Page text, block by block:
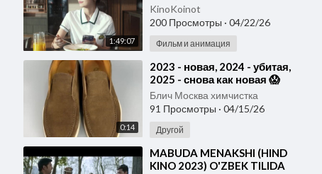
1:49:07
KinoKoinot
200 Просмотры · 04/22/26
Фильм и анимация
0:14
⁣2023 - новая, 2024 - убитая,
2025 - снова как новая 😱
Реставрация обуви.
Качественный ремонт
Блич Москва химчистка
91 Просмотры · 04/15/26
Другой
⁣MABUDA MENAKSHI (HIND
KINO 2023) O'ZBEK TILIDA